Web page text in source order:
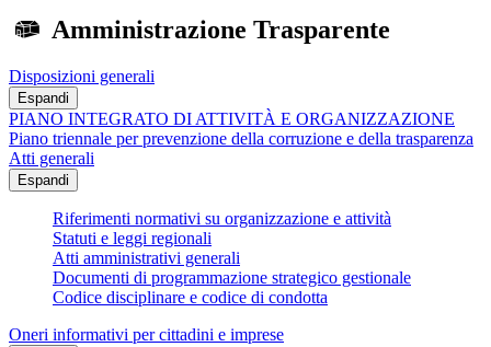
Amministrazione Trasparente
Disposizioni generali
Espandi
PIANO INTEGRATO DI ATTIVITÀ E ORGANIZZAZIONE
Piano triennale per prevenzione della corruzione e della trasparenza
Atti generali
Espandi
Riferimenti normativi su organizzazione e attività
Statuti e leggi regionali
Atti amministrativi generali
Documenti di programmazione strategico gestionale
Codice disciplinare e codice di condotta
Oneri informativi per cittadini e imprese